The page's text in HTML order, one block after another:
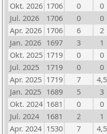
Okt. 2026 1706 0
0
Jul. 2026
1706 0
0
Apr. 2026 1706 6
2
Jan. 2026 1697 3
1
Okt. 2025 1719 0
0
Jul. 2025
1719 0
0
Apr. 2025 1719 7
4,5
Jan. 2025 1689 5
3
Okt. 2024 1681 0
0
Jul. 2024
1681 2
1
Apr. 2024 1530 7
4,5